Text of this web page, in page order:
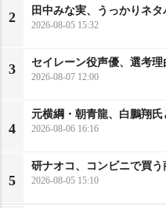
2
田中みな実、うっかりネタ
2026-08-05 15:32
3
セイレーン役声優、選考理
2026-08-07 12:00
4
元横綱・朝青龍、白鵬翔
2026-08-06 16:16
5
研ナオコ、コンビニで買う
2026-08-05 15:10